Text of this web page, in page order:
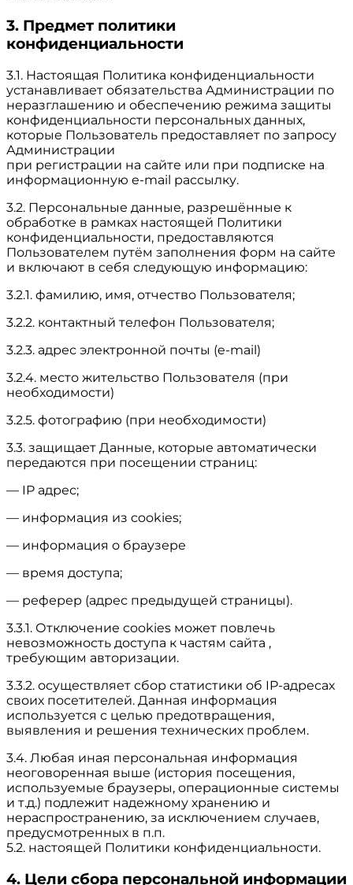
3. Предмет политики
конфиденциальности
3.1. Настоящая Политика конфиденциальности
устанавливает обязательства Администрации по
неразглашению и обеспечению режима защиты
конфиденциальности персональных данных,
которые Пользователь предоставляет по запросу
Администрации
при регистрации на сайте или при подписке на
информационную e-mail рассылку.
3.2. Персональные данные, разрешённые к
обработке в рамках настоящей Политики
конфиденциальности, предоставляются
Пользователем путём заполнения форм на сайте
и включают в себя следующую информацию:
3.2.1. фамилию, имя, отчество Пользователя;
3.2.2. контактный телефон Пользователя;
3.2.3. адрес электронной почты (e-mail)
3.2.4. место жительство Пользователя (при
необходимости)
3.2.5. фотографию (при необходимости)
3.3. защищает Данные, которые автоматически
передаются при посещении страниц:
— IP адрес;
— информация из cookies;
— информация о браузере
— время доступа;
— реферер (адрес предыдущей страницы).
3.3.1. Отключение cookies может повлечь
невозможность доступа к частям сайта ,
требующим авторизации.
3.3.2. осуществляет сбор статистики об IP-адресах
своих посетителей. Данная информация
используется с целью предотвращения,
выявления и решения технических проблем.
3.4. Любая иная персональная информация
неоговоренная выше (история посещения,
используемые браузеры, операционные системы
и т.д.) подлежит надежному хранению и
нераспространению, за исключением случаев,
предусмотренных в п.п.
5.2. настоящей Политики конфиденциальности.
4. Цели сбора персональной информации